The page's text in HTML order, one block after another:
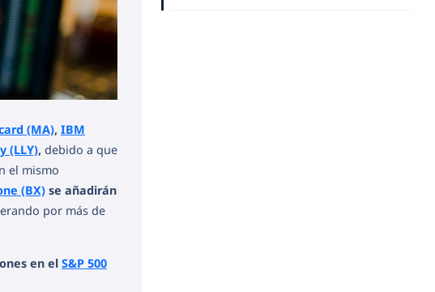
(MA), IBM
(LLY), debido a que
el mismo
(BX) se añadirán
por más de
en el S&P 500